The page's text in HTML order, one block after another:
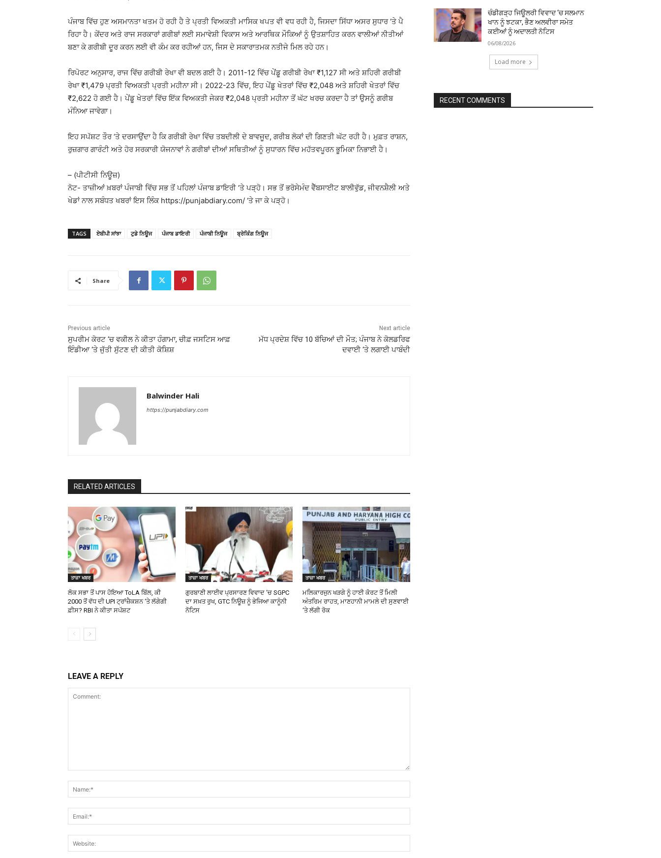
ਪੰਜਾਬ ਵਿੱਚ ਹੁਣ ਅਸਮਾਨਤਾ ਖਤਮ ਹੋ ਰਹੀ ਹੈ ਤੇ ਪ੍ਰਤੀ ਵਿਅਕਤੀ ਮਾਸਿਕ ਖਪਤ ਵੀ ਵਧ ਰਹੀ ਹੈ, ਜਿਸਦਾ ਸਿੱਧਾ ਅਸਰ ਸੁਧਾਰ ‘ਤੇ ਪੈ
ਰਿਹਾ ਹੈ। ਕੇਂਦਰ ਅਤੇ ਰਾਜ ਸਰਕਾਰਾਂ ਗਰੀਬਾਂ ਲਈ ਸਮਾਵੇਸ਼ੀ ਵਿਕਾਸ ਅਤੇ ਆਰਥਿਕ ਮੌਕਿਆਂ ਨੂੰ ਉਤਸ਼ਾਹਿਤ ਕਰਨ ਵਾਲੀਆਂ ਨੀਤੀਆਂ
ਬਣਾ ਕੇ ਗਰੀਬੀ ਦੂਰ ਕਰਨ ਲਈ ਵੀ ਕੰਮ ਕਰ ਰਹੀਆਂ ਹਨ, ਜਿਸ ਦੇ ਸਕਾਰਾਤਮਕ ਨਤੀਜੇ ਮਿਲ ਰਹੇ ਹਨ।
ਰਿਪੋਰਟ ਅਨੁਸਾਰ, ਰਾਜ ਵਿੱਚ ਗਰੀਬੀ ਰੇਖਾ ਵੀ ਬਦਲ ਗਈ ਹੈ। 2011-12 ਵਿੱਚ ਪੇਂਡੂ ਗਰੀਬੀ ਰੇਖਾ ₹1,127 ਸੀ ਅਤੇ ਸ਼ਹਿਰੀ ਗਰੀਬੀ
ਰੇਖਾ ₹1,479 ਪ੍ਰਤੀ ਵਿਅਕਤੀ ਪ੍ਰਤੀ ਮਹੀਨਾ ਸੀ। 2022-23 ਵਿੱਚ, ਇਹ ਪੇਂਡੂ ਖੇਤਰਾਂ ਵਿੱਚ ₹2,048 ਅਤੇ ਸ਼ਹਿਰੀ ਖੇਤਰਾਂ ਵਿੱਚ
₹2,622 ਹੋ ਗਈ ਹੈ। ਪੇਂਡੂ ਖੇਤਰਾਂ ਵਿੱਚ ਇੱਕ ਵਿਅਕਤੀ ਜੇਕਰ ₹2,048 ਪ੍ਰਤੀ ਮਹੀਨਾ ਤੋਂ ਘੱਟ ਖਰਚ ਕਰਦਾ ਹੈ ਤਾਂ ਉਸਨੂੰ ਗਰੀਬ
ਮੰਨਿਆ ਜਾਵੇਗਾ।
ਇਹ ਸਪੱਸ਼ਟ ਤੌਰ ‘ਤੇ ਦਰਸਾਉਂਦਾ ਹੈ ਕਿ ਗਰੀਬੀ ਰੇਖਾ ਵਿੱਚ ਤਬਦੀਲੀ ਦੇ ਬਾਵਜੂਦ, ਗਰੀਬ ਲੋਕਾਂ ਦੀ ਗਿਣਤੀ ਘੱਟ ਰਹੀ ਹੈ। ਮੁਫ਼ਤ ਰਾਸ਼ਨ,
ਰੁਜ਼ਗਾਰ ਗਾਰੰਟੀ ਅਤੇ ਹੋਰ ਸਰਕਾਰੀ ਯੋਜਨਾਵਾਂ ਨੇ ਗਰੀਬਾਂ ਦੀਆਂ ਸਥਿਤੀਆਂ ਨੂੰ ਸੁਧਾਰਨ ਵਿੱਚ ਮਹੱਤਵਪੂਰਨ ਭੂਮਿਕਾ ਨਿਭਾਈ ਹੈ।
– (ਪੀਟੀਸੀ ਨਿਊਜ਼)
ਨੋਟ- ਤਾਜ਼ੀਆਂ ਖ਼ਬਰਾਂ ਪੰਜਾਬੀ ਵਿੱਚ ਸਭ ਤੋਂ ਪਹਿਲਾਂ ਪੰਜਾਬ ਡਾਇਰੀ ‘ਤੇ ਪੜ੍ਹੋ। ਸਭ ਤੋਂ ਭਰੋਸੇਮੰਦ ਵੈੱਬਸਾਈਟ ਬਾਲੀਵੁੱਡ, ਜੀਵਨਸ਼ੈਲੀ ਅਤੇ
ਖੇਡਾਂ ਨਾਲ ਸਬੰਧਤ ਖਬਰਾਂ ਇਸ ਲਿੰਕ https://punjabdiary.com/ ‘ਤੇ ਜਾ ਕੇ ਪੜ੍ਹੋ।
TAGS ਏਬੀਪੀ ਸਾਂਝਾ ਟੁਡੇ ਨਿਊਜ ਪੰਜਾਬ ਡਾਇਰੀ ਪੰਜਾਬੀ ਨਿਊਜ ਬ੍ਰੇਕਿੰਗ ਨਿਊਜ
Share
Previous article
ਸੁਪਰੀਮ ਕੋਰਟ ‘ਚ ਵਕੀਲ ਨੇ ਕੀਤਾ ਹੰਗਾਮਾ, ਚੀਫ਼ ਜਸਟਿਸ ਆਫ਼
ਇੰਡੀਆ ‘ਤੇ ਜੁੱਤੀ ਸੁੱਟਣ ਦੀ ਕੀਤੀ ਕੋਸ਼ਿਸ਼
Next article
ਮੱਧ ਪ੍ਰਦੇਸ਼ ਵਿੱਚ 10 ਬੱਚਿਆਂ ਦੀ ਮੌਤ; ਪੰਜਾਬ ਨੇ ਕੋਲਡਰਿਫ
ਦਵਾਈ ‘ਤੇ ਲਗਾਈ ਪਾਬੰਦੀ
Balwinder Hali
https://punjabdiary.com
RELATED ARTICLES
ਤਾਜ਼ਾ ਖਬਰ
ਲੋਕ ਸਭਾ ਤੋਂ ਪਾਸ ਹੋਇਆ ToLA ਬਿੱਲ, ਕੀ
₹2000 ਤੋਂ ਵੱਧ ਦੀ UPI ਟ੍ਰਾਂਜ਼ੈਕਸ਼ਨ ‘ਤੇ ਲੱਗੇਗੀ
ਫ਼ੀਸ? RBI ਨੇ ਕੀਤਾ ਸਪੱਸ਼ਟ
ਤਾਜ਼ਾ ਖਬਰ
ਗੁਰਬਾਣੀ ਲਾਈਵ ਪ੍ਰਸਾਰਣ ਵਿਵਾਦ ‘ਚ SGPC
ਦਾ ਸਖ਼ਤ ਰੁਖ, GTC ਨਿਊਜ਼ ਨੂੰ ਭੇਜਿਆ ਕਾਨੂੰਨੀ
ਨੋਟਿਸ
ਤਾਜ਼ਾ ਖਬਰ
ਮਲਿਕਾਰਜੁਨ ਖੜਗੇ ਨੂੰ ਹਾਈ ਕੋਰਟ ਤੋਂ ਮਿਲੀ
ਅੰਤਰਿਮ ਰਾਹਤ, ਮਾਣਹਾਨੀ ਮਾਮਲੇ ਦੀ ਸੁਣਵਾਈ
‘ਤੇ ਲੱਗੀ ਰੋਕ
LEAVE A REPLY
ਚੰਡੀਗੜ੍ਹ ਜਿਊਲਰੀ ਵਿਵਾਦ ‘ਚ ਸਲਮਾਨ
ਖਾਨ ਨੂੰ ਝਟਕਾ, ਭੈਣ ਅਲਵੀਰਾ ਸਮੇਤ
ਕਈਆਂ ਨੂੰ ਅਦਾਲਤੀ ਨੋਟਿਸ
06/08/2026
Load more
RECENT COMMENTS